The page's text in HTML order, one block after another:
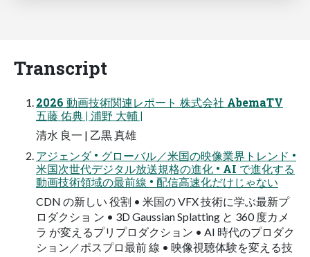
Transcript
2026 動画技術関連レポート 株式会社 AbemaTV
五藤 佑典 | 浦野 大輔 |
清水 良一 | 乙黒 真雄
アジェンダ • グローバル／米国の映像業界トレンド •
米国次世代デジタル放送規格の進化 • AI で進化する
動画技術領域の最前線 • 配信高速化だけじゃない
CDN の新しい 役割 • 米国の VFX 技術に学ぶ最新プ
ロダクショ ン • 3D Gaussian Splatting と 360 度カメ
ラ が変えるプリプロダクション • AI 時代のプロダク
ション／ポスプロ最前 線 • 映像視聴体験を変える技